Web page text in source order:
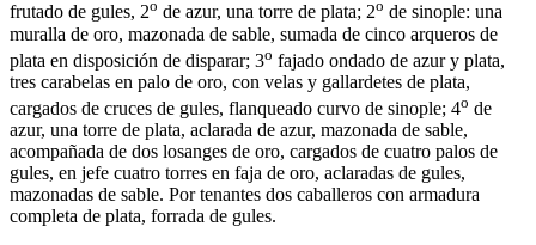
frutado de gules, 2o de azur, una torre de plata; 2o de sinople: una
muralla de oro, mazonada de sable, sumada de cinco arqueros de
plata en disposición de disparar; 3o fajado ondado de azur y plata,
tres carabelas en palo de oro, con velas y gallardetes de plata,
cargados de cruces de gules, flanqueado curvo de sinople; 4o de
azur, una torre de plata, aclarada de azur, mazonada de sable,
acompañada de dos losanges de oro, cargados de cuatro palos de
gules, en jefe cuatro torres en faja de oro, aclaradas de gules,
mazonadas de sable. Por tenantes dos caballeros con armadura
completa de plata, forrada de gules.